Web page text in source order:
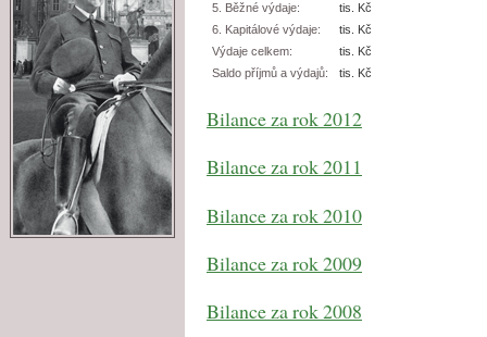
5. Běžné výdaje:
tis. Kč
6. Kapitálové výdaje:
tis. Kč
Výdaje celkem:
tis. Kč
Saldo příjmů a výdajů:
tis. Kč
Bilance za rok 2012
Bilance za rok 2011
Bilance za rok 2010
Bilance za rok 2009
Bilance za rok 2008